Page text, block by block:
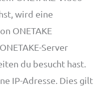
wird eine
ONETAKE
Server
du besucht hast.
IP-Adresse. Dies gilt